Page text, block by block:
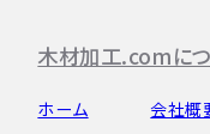
木材加工.comに
ホーム
会社概